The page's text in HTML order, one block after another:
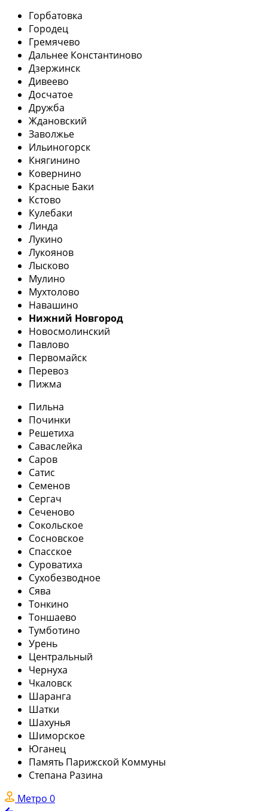
Горбатовка
Городец
Гремячево
Дальнее Константиново
Дзержинск
Дивеево
Досчатое
Дружба
Ждановский
Заволжье
Ильиногорск
Княгинино
Ковернино
Красные Баки
Кстово
Кулебаки
Линда
Лукино
Лукоянов
Лысково
Мулино
Мухтолово
Навашино
Нижний Новгород
Новосмолинский
Павлово
Первомайск
Перевоз
Пижма
Пильна
Починки
Решетиха
Саваслейка
Саров
Сатис
Семенов
Сергач
Сеченово
Сокольское
Сосновское
Спасское
Суроватиха
Сухобезводное
Сява
Тонкино
Тоншаево
Тумботино
Урень
Центральный
Чернуха
Чкаловск
Шаранга
Шатки
Шахунья
Шиморское
Юганец
Память Парижской Коммуны
Степана Разина
Метро 0